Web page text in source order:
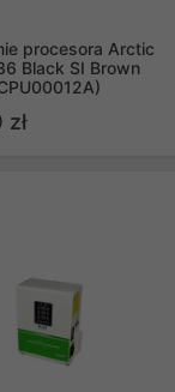
procesora Arctic
Black SI Brown